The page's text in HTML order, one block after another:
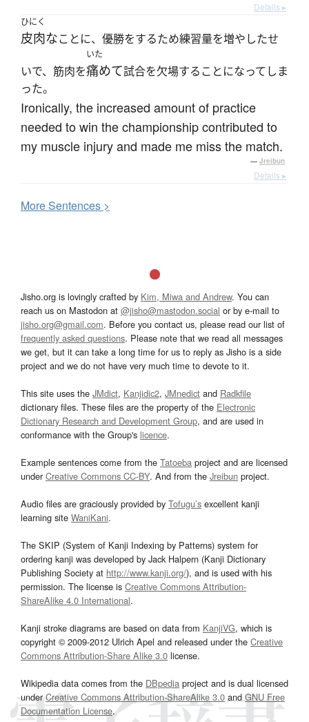
Details ▸
ひにく
皮肉なことに、優勝をするため練習量を増やしたせ
いで、筋肉を
いた
痛めて試合を欠場することになってしま
った。
Ironically, the increased amount of practice
needed to win the championship contributed to
my muscle injury and made me miss the match.
— Jreibun
Details ▸
MoreSentences >
Jisho.org is lovingly crafted by Kim, Miwa and Andrew. You can
reach us on Mastodon at @jisho@mastodon.social or by e-mail to
jisho.org@gmail.com. Before you contact us, please read our list of
frequently asked questions. Please note that we read all messages
we get, but it can take a long time for us to reply as Jisho is a side
project and we do not have very much time to devote to it.
This site uses the JMdict, Kanjidic2, JMnedict and Radkfile
dictionary files. These files are the property of the Electronic
Dictionary Research and Development Group, and are used in
conformance with the Group's licence.
Example sentences come from the Tatoeba project and are licensed
underCreative Commons CC-BY. And from the Jreibun project.
Audio files are graciously provided by Tofugu’s excellent kanji
learning site WaniKani.
The SKIP (System of Kanji Indexing by Patterns) system for
ordering kanji was developed by Jack Halpern (Kanji Dictionary
Publishing Society at http://www.kanji.org/), and is used with his
permission. The license is Creative Commons Attribution-
ShareAlike 4.0 International.
Kanji stroke diagrams are based on data from KanjiVG, which is
copyright © 2009-2012 Ulrich Apel and released under the Creative
Commons Attribution-Share Alike 3.0 license.
Wikipedia data comes from the DBpedia project and is dual licensed
underCreative Commons Attribution-ShareAlike 3.0and GNU Free
Documentation License.